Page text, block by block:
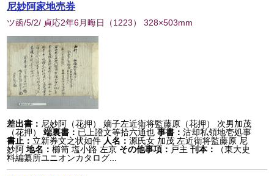
尼妙阿家地売券
ツ函/5/2/ 貞応2年6月晦日 （1223） 328×503mm
差出書： 尼妙阿（花押） 嫡子左近衛将監藤原（花押） 次男加茂
（花押）
端裏書： 已上證文等拾六通也 事書：沽却私領地壱処事
書止： 立新券文之状如件 人名：源氏女 加茂 左近衛将監藤原 尼
妙阿 地名：櫛笥 塩小路 左京 その他事項： 戸主 刊本：
（東大史
料編纂所ユニオンカタログ...